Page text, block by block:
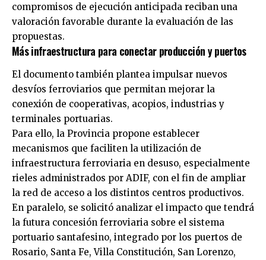
compromisos de ejecución anticipada reciban una
valoración favorable durante la evaluación de las
propuestas.
Más infraestructura para conectar producción y puertos
El documento también plantea impulsar nuevos
desvíos ferroviarios que permitan mejorar la
conexión de cooperativas, acopios, industrias y
terminales portuarias.
Para ello, la Provincia propone establecer
mecanismos que faciliten la utilización de
infraestructura ferroviaria en desuso, especialmente
rieles administrados por ADIF, con el fin de ampliar
la red de acceso a los distintos centros productivos.
En paralelo, se solicitó analizar el impacto que tendrá
la futura concesión ferroviaria sobre el sistema
portuario santafesino, integrado por los puertos de
Rosario, Santa Fe, Villa Constitución, San Lorenzo,